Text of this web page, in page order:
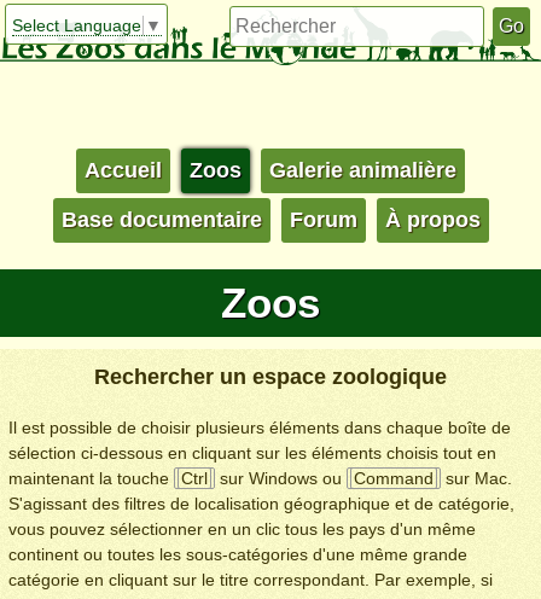
Select Language ▼
Accueil Zoos Galerie animalière
Base documentaire Forum À propos
Zoos
Rechercher un espace zoologique
Il est possible de choisir plusieurs éléments dans chaque boîte de
sélection ci-dessous en cliquant sur les éléments choisis tout en
maintenant la touche
Ctrl sur Windows ou Command
sur Mac.
S'agissant des filtres de localisation géographique et de catégorie,
vous pouvez sélectionner en un clic tous les pays d'un même
continent ou toutes les sous-catégories d'une même grande
catégorie en cliquant sur le titre correspondant. Par exemple, si